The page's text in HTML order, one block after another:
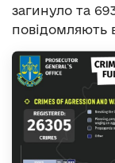
загинуло та
повідомляють